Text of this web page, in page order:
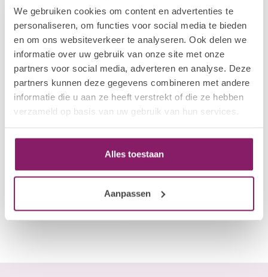
We gebruiken cookies om content en advertenties te
personaliseren, om functies voor social media te bieden
en om ons websiteverkeer te analyseren. Ook delen we
informatie over uw gebruik van onze site met onze
partners voor social media, adverteren en analyse. Deze
partners kunnen deze gegevens combineren met andere
informatie die u aan ze heeft verstrekt of die ze hebben
verzameld op basis van uw gebruik van hun services.
Alles toestaan
Aanpassen
-5%